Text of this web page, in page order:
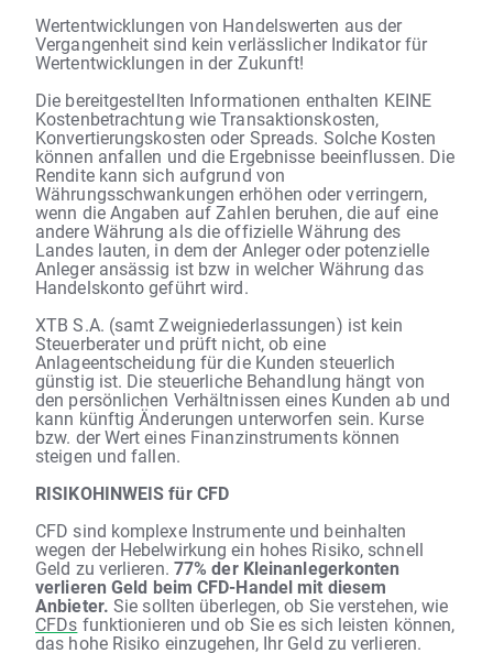
Wertentwicklungen von Handelswerten aus der
Vergangenheit sind kein verlässlicher Indikator für
Wertentwicklungen in der Zukunft!
Die bereitgestellten Informationen enthalten KEINE
Kostenbetrachtung wie Transaktionskosten,
Konvertierungskosten oder Spreads. Solche Kosten
können anfallen und die Ergebnisse beeinflussen. Die
Rendite kann sich aufgrund von
Währungsschwankungen erhöhen oder verringern,
wenn die Angaben auf Zahlen beruhen, die auf eine
andere Währung als die offizielle Währung des
Landes lauten, in dem der Anleger oder potenzielle
Anleger ansässig ist bzw in welcher Währung das
Handelskonto geführt wird.
XTB S.A. (samt Zweigniederlassungen) ist kein
Steuerberater und prüft nicht, ob eine
Anlageentscheidung für die Kunden steuerlich
günstig ist. Die steuerliche Behandlung hängt von
den persönlichen Verhältnissen eines Kunden ab und
kann künftig Änderungen unterworfen sein. Kurse
bzw. der Wert eines Finanzinstruments können
steigen und fallen.
RISIKOHINWEIS für CFD
CFD sind komplexe Instrumente und beinhalten
wegen der Hebelwirkung ein hohes Risiko, schnell
Geld zu verlieren. 77% der Kleinanlegerkonten
verlieren Geld beim CFD-Handel mit diesem
Anbieter. Sie sollten überlegen, ob Sie verstehen, wie
CFDs funktionieren und ob Sie es sich leisten können,
das hohe Risiko einzugehen, Ihr Geld zu verlieren.